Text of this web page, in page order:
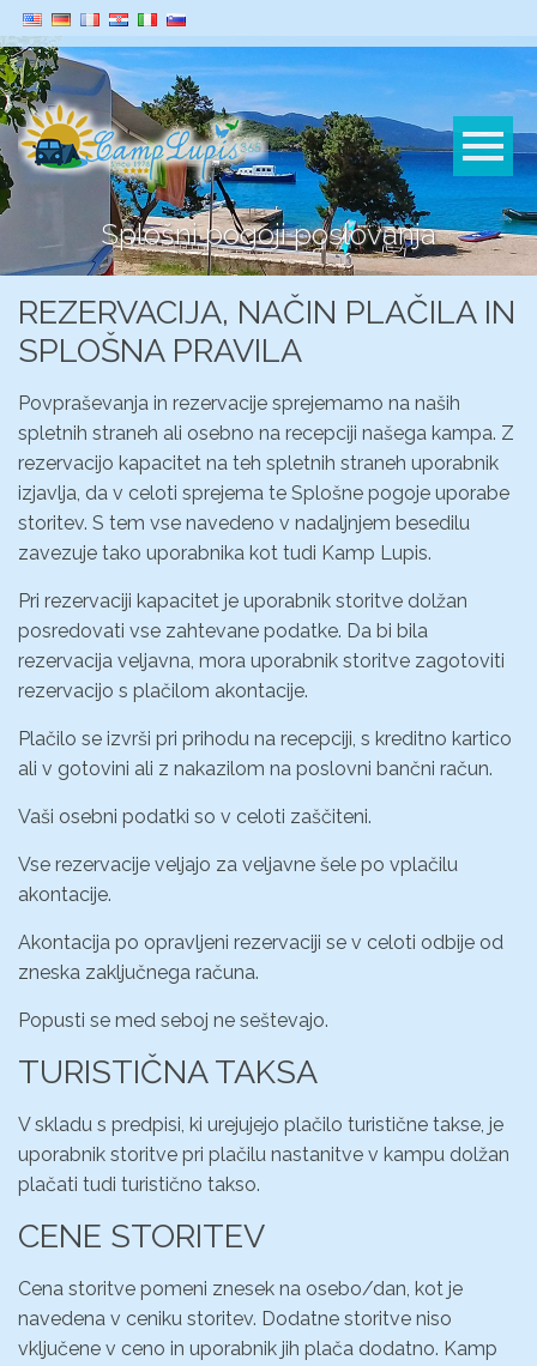
Splošni pogoji poslovanja
REZERVACIJA, NAČIN PLAČILA IN
SPLOŠNA PRAVILA
Povpraševanja in rezervacije sprejemamo na naših
spletnih straneh ali osebno na recepciji našega kampa. Z
rezervacijo kapacitet na teh spletnih straneh uporabnik
izjavlja, da v celoti sprejema te Splošne pogoje uporabe
storitev. S tem vse navedeno v nadaljnjem besedilu
zavezuje tako uporabnika kot tudi Kamp Lupis.
Pri rezervaciji kapacitet je uporabnik storitve dolžan
posredovati vse zahtevane podatke. Da bi bila
rezervacija veljavna, mora uporabnik storitve zagotoviti
rezervacijo s plačilom akontacije.
Plačilo se izvrši pri prihodu na recepciji, s kreditno kartico
ali v gotovini ali z nakazilom na poslovni bančni račun.
Vaši osebni podatki so v celoti zaščiteni.
Vse rezervacije veljajo za veljavne šele po vplačilu
akontacije.
Akontacija po opravljeni rezervaciji se v celoti odbije od
zneska zaključnega računa.
Popusti se med seboj ne seštevajo.
TURISTIČNA TAKSA
V skladu s predpisi, ki urejujejo plačilo turistične takse, je
uporabnik storitve pri plačilu nastanitve v kampu dolžan
plačati tudi turistično takso.
CENE STORITEV
Cena storitve pomeni znesek na osebo/dan, kot je
navedena v ceniku storitev. Dodatne storitve niso
vključene v ceno in uporabnik jih plača dodatno. Kamp